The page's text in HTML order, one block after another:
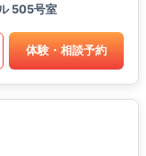
505号室
体験・相談予約